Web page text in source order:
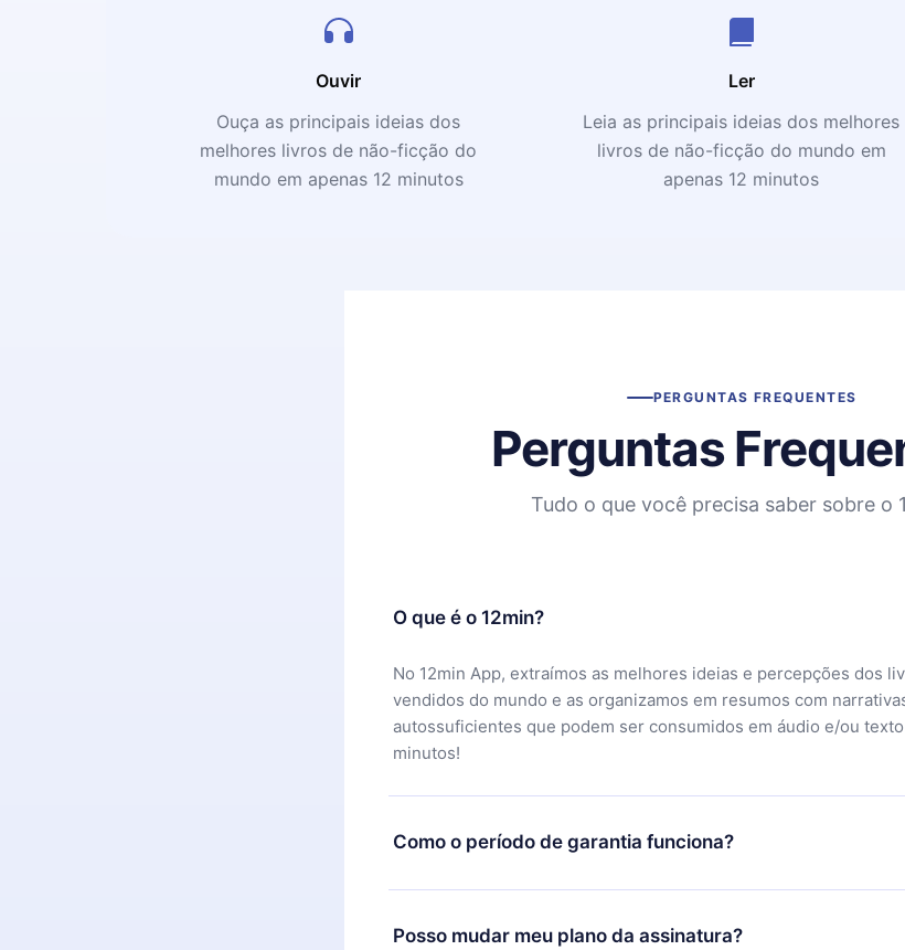
Ouvir
Ouça as principais ideias dos
melhores livros de não-ficção do
mundo em apenas 12 minutos
Ler
Leia as principais ideias dos melhores
livros de não-ficção do mundo em
apenas 12 minutos
PERGUNTAS FREQUENTES
Perguntas
Tudo o que você precisa saber sobre o
O que é o 12min?
No 12min App, extraímos as melhores ideias e percepções dos
vendidos do mundo e as organizamos em resumos com
autossuficientes que podem ser consumidos em áudio e/ou
minutos!
Como o período de garantia funciona?
Você pode baixar nosso aplicativo e começar a aproveitar nossa
motivo não ficar satisfeito com nossa plataforma, basta entrar em
Posso mudar meu plano da assinatura?